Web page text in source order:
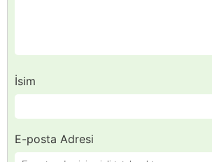
İsim
E-posta Adresi